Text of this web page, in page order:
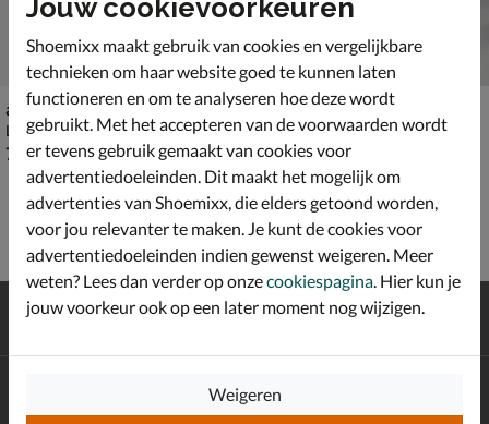
adidas Barreda
Lage sneakers - multi
€ 79,99
79 ,99
adidas Adipista
Sneakers - multi
€ 79,99
79,99
Gratisverzending en retour*
Schrijf je in voor de Shoemixx nieuwsbrief en ontvang €10,-
Jouw cookievoorkeuren
Shoemixx maakt gebruik van cookies en vergelijkbare
technieken om haar website goed te kunnen laten
functioneren en om te analyseren hoe deze wordt
gebruikt. Met het accepteren van de voorwaarden wordt
er tevens gebruik gemaakt van cookies voor
advertentiedoeleinden. Dit maakt het mogelijk om
advertenties van Shoemixx, die elders getoond worden,
voor jou relevanter te maken. Je kunt de cookies voor
advertentiedoeleinden indien gewenst weigeren. Meer
weten? Lees dan verder op onzecookiespagina. Hier kun je
jouw voorkeur ook op een later moment nog wijzigen.
Weigeren